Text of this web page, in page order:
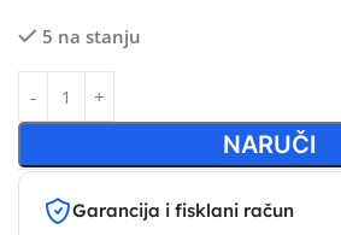
5 na stanju
NARUČI
Garancija i fisklani račun